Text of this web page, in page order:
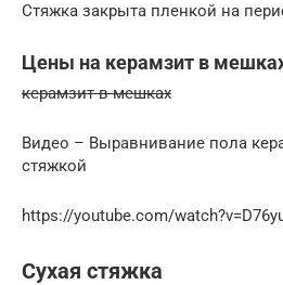
Стяжка закрыта пленкой на
Цены на керамзит в
керамзит в мешках
Видео – Выравнивание пола
стяжкой
https://youtube.com/
Сухая стяжка